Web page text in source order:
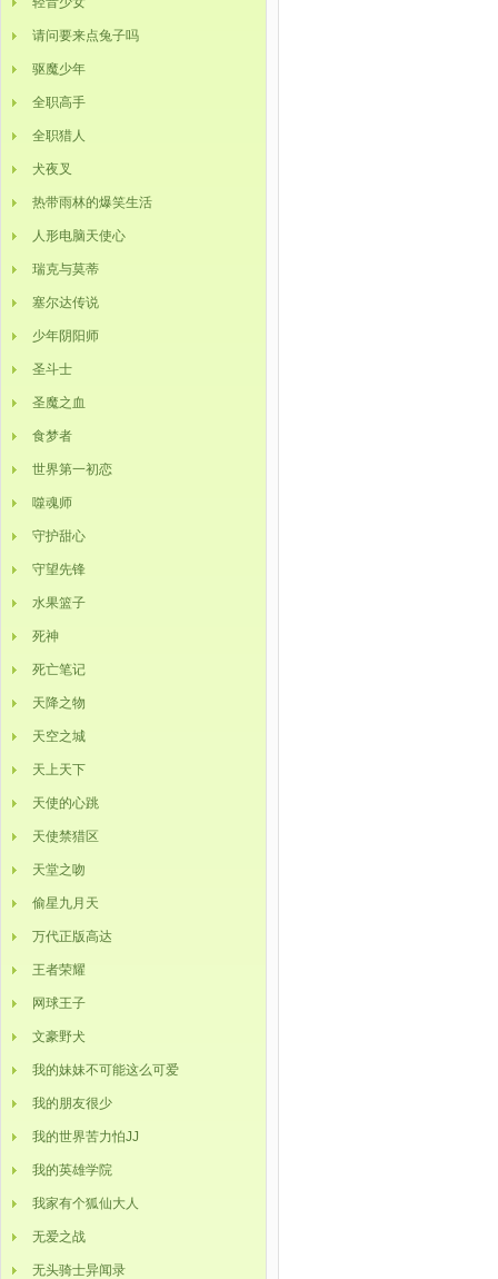
请问要来点兔子吗
驱魔少年
全职高手
全职猎人
犬夜叉
热带雨林的爆笑生活
人形电脑天使心
瑞克与莫蒂
塞尔达传说
少年阴阳师
圣斗士
圣魔之血
食梦者
世界第一初恋
噬魂师
守护甜心
守望先锋
水果篮子
死神
死亡笔记
天降之物
天空之城
天上天下
天使的心跳
天使禁猎区
天堂之吻
偷星九月天
万代正版高达
王者荣耀
网球王子
文豪野犬
我的妹妹不可能这么可爱
我的朋友很少
我的世界苦力怕JJ
我的英雄学院
我家有个狐仙大人
无爱之战
无头骑士异闻录